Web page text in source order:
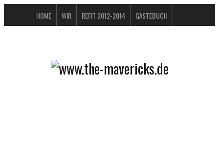
HOME WIR REFIT 2012-2014 GÄSTEBUCH
DATENSCHUTZERKLÄRUNG